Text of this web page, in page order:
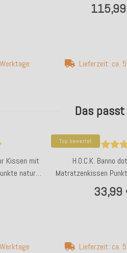
Lieferzeit: ca.
Das passt
Kissen mit
natur
Top bewertet
H.O.C.K. Banno
Matratzenkissen
beige
33,99
Lieferzeit: ca.